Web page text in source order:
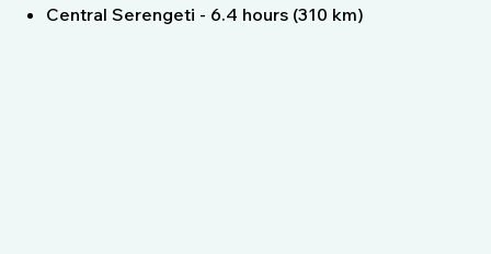
Central Serengeti - 6.4 hours (310 km)